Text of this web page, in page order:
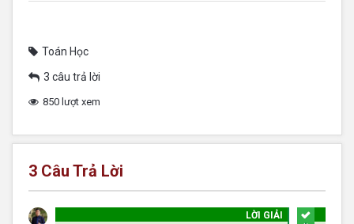
Toán Học
3 câu trả lời
850 lượt xem
3 Câu Trả Lời
LỜI GIẢI